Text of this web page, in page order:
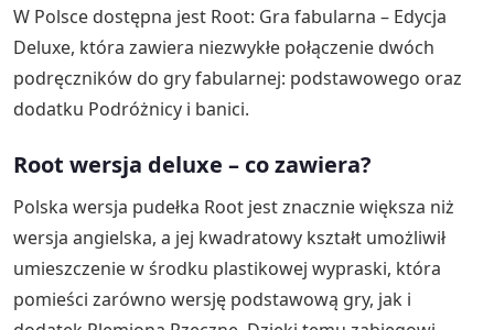
W Polsce dostępna jest Root: Gra fabularna – Edycja
Deluxe, która zawiera niezwykłe połączenie dwóch
podręczników do gry fabularnej: podstawowego oraz
dodatku Podróżnicy i banici.
Root wersja deluxe – co zawiera?
Polska wersja pudełka Root jest znacznie większa niż
wersja angielska, a jej kwadratowy kształt umożliwił
umieszczenie w środku plastikowej wypraski, która
pomieści zarówno wersję podstawową gry, jak i